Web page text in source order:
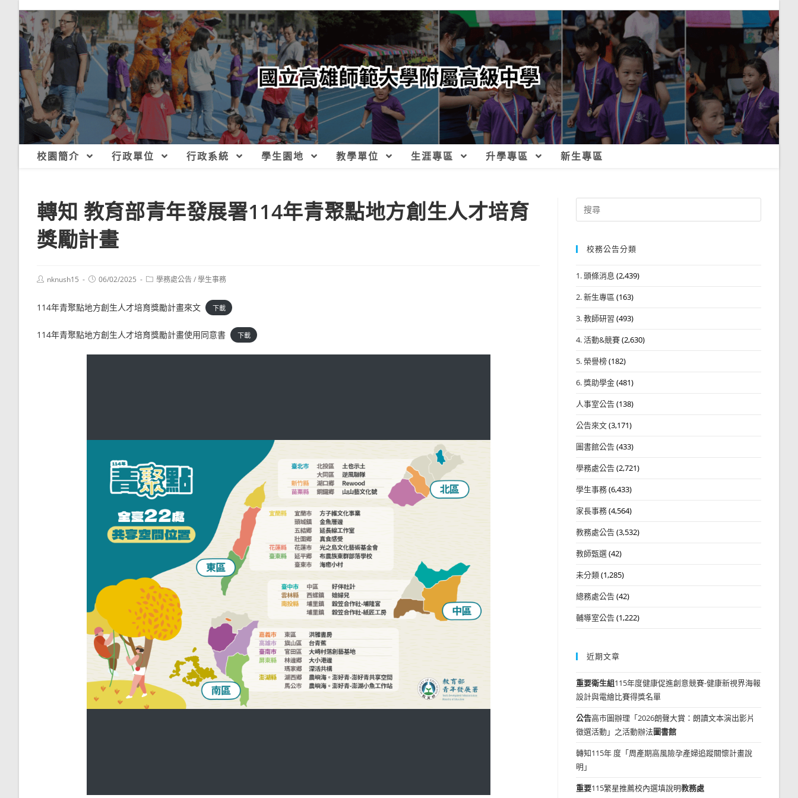
校園簡介 行政單位 行政系統 學生園地 教學單位 生涯專區 升學專區 新生專區
轉知 教育部青年發展署114年青聚點地方創生人才培育
獎勵計畫
Postnknush15
Post06/02/2025
Post學務處公告/學生事務
114年青聚點地方創生人才培育獎勵計畫來文 下載
114年青聚點地方創生人才培育獎勵計畫使用同意書 下載
Search
for:
校務公告分類
1. 頭條消息 (2,439)
2. 新生專區 (163)
3. 教師研習 (493)
4. 活動&競賽(2,630)
5. 榮譽榜(182)
6. 獎助學金(481)
人事室公告(138)
公告來文(3,171)
圖書館公告(433)
學務處公告(2,721)
學生事務(6,433)
家長事務(4,564)
教務處公告(3,532)
教師甄選(42)
未分類(1,285)
總務處公告(42)
輔導室公告(1,222)
近期文章
重要衛生組115年度健康促進創意競賽-健康新視界海報
設計與電繪比賽得獎名單
公告高市圖辦理「2026朗聲大賞：朗讀文本演出影片
徵選活動」之活動辦法圖書館
轉知115年 度「周產期高風險孕產婦追蹤關懷計畫說
明」
重要115繁星推薦校內選填說明教務處